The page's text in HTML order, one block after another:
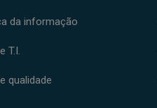
da informação
T.I.
qualidade